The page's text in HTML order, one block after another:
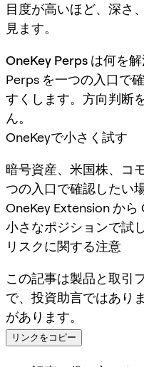
目度が高いほど、深さ
見ます。
OneKey Perps は何を
Perps を一つの入口で
すくします。方向判断
ん。
OneKeyで小さく試す
暗号資産、米国株、コ
つの入口で確認したい
OneKey Extension から
小さなポジションで試
リスクに関する注意
この記事は製品と取引
で、投資助言ではあり
があります。
リンクをコピー